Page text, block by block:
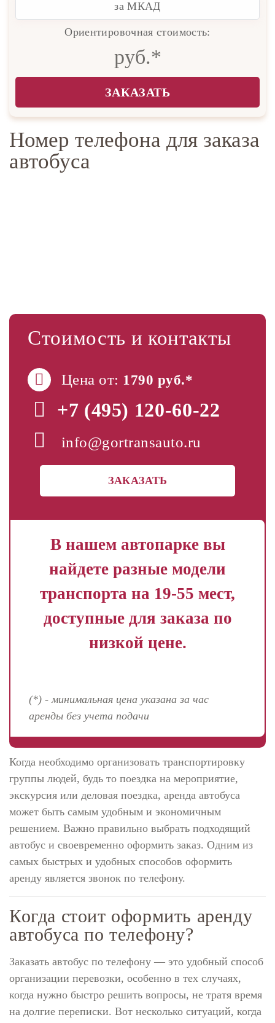
за МКАД
Ориентировочная стоимость:
руб.*
ЗАКАЗАТЬ
Номер телефона для заказа
автобуса
Стоимость и контакты
Цена от: 1790 руб.*
+7 (495) 120-60-22
info@gortransauto.ru
ЗАКАЗАТЬ
В нашем автопарке вы
найдете разные модели
транспорта на 19-55 мест,
доступные для заказа по
низкой цене.
(*) - минимальная цена указана за час
аренды без учета подачи
Когда необходимо организовать транспортировку
группы людей, будь то поездка на мероприятие,
экскурсия или деловая поездка, аренда автобуса
может быть самым удобным и экономичным
решением. Важно правильно выбрать подходящий
автобус и своевременно оформить заказ. Одним из
самых быстрых и удобных способов оформить
аренду является звонок по телефону.
Когда стоит оформить аренду
автобуса по телефону?
Заказать автобус по телефону — это удобный способ
организации перевозки, особенно в тех случаях,
когда нужно быстро решить вопросы, не тратя время
на долгие переписки. Вот несколько ситуаций, когда